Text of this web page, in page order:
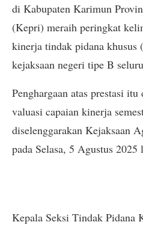
di Kabupaten Karimun
(Kepri) meraih peringkat
kinerja tindak pidana khusus
kejaksaan negeri tipe B
Penghargaan atas prestasi
valuasi capaian kinerja
diselenggarakan Kejaksaan
pada Selasa, 5 Agustus 2025
Kepala Seksi Tindak Pidana